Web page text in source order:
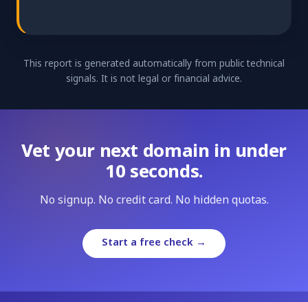
This report is generated automatically from public technical
signals. It is not legal or financial advice.
Vet your next domain in under
10 seconds.
No signup. No credit card. No hidden quotas.
Start a free check →